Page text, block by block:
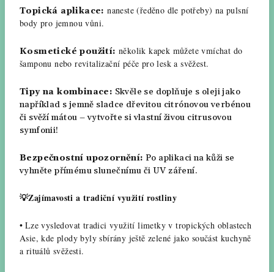
Topická aplikace: naneste (ředěno dle potřeby) na pulsní
body pro jemnou vůni.
Kosmetické použití: několik kapek můžete vmíchat do
šamponu nebo revitalizační péče pro lesk a svěžest.
Tipy na kombinace: Skvěle se doplňuje s oleji jako
například s jemně sladce dřevitou citrónovou verbénou
či svěží mátou – vytvořte si vlastní živou citrusovou
symfonii!
Bezpečnostní upozornění: Po aplikaci na kůži se
vyhněte přímému slunečnímu či UV záření.
💡Zajímavosti a tradiční využití rostliny
• Lze vysledovat tradici využití limetky v tropických oblastech
Asie, kde plody byly sbírány ještě zelené jako součást kuchyně
a rituálů svěžesti.